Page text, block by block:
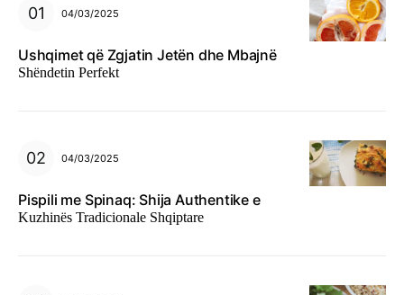
04/03/2025
Ushqimet që Zgjatin Jetën dhe Mbajnë
Shëndetin Perfekt
04/03/2025
Pispili me Spinaq: Shija Authentike e
Kuzhinës Tradicionale Shqiptare